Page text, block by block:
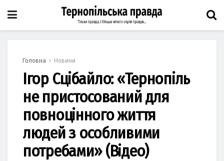
Головна Новини
Ігор Сцібайло: «Тернопіль
не пристосований для
повноцінного життя
людей з особливими
потребами» (Відео)